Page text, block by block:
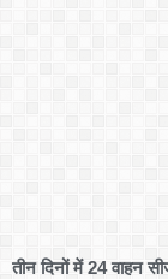
तीन दिनों में 24 वाहन